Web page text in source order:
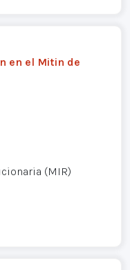
en el Mitin de
(MIR)